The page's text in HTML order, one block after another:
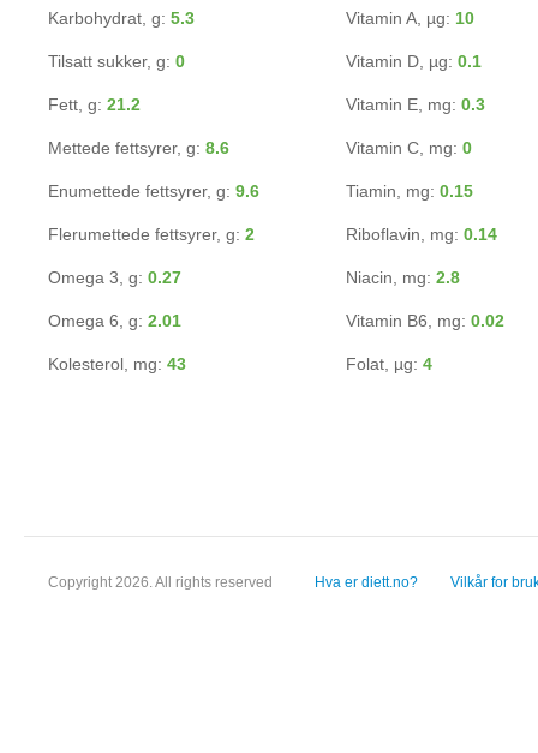
Karbohydrat, g: 5.3
Tilsatt sukker, g: 0
Fett, g: 21.2
Mettede fettsyrer, g: 8.6
Enumettede fettsyrer, g: 9.6
Flerumettede fettsyrer, g: 2
Omega 3, g: 0.27
Omega 6, g: 2.01
Kolesterol, mg: 43
Vitamin A, µg: 10
Vitamin D, µg: 0.1
Vitamin E, mg: 0.3
Vitamin C, mg: 0
Tiamin, mg: 0.15
Riboflavin, mg: 0.14
Niacin, mg: 2.8
Vitamin B6, mg: 0.02
Folat, µg: 4
Copyright 2026. All rights reserved Hva er diett.no? Vilkår for